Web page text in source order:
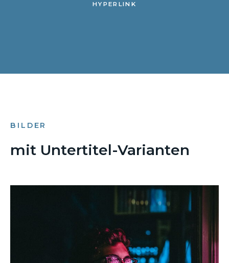
HYPERLINK
BILDER
mit Untertitel-Varianten